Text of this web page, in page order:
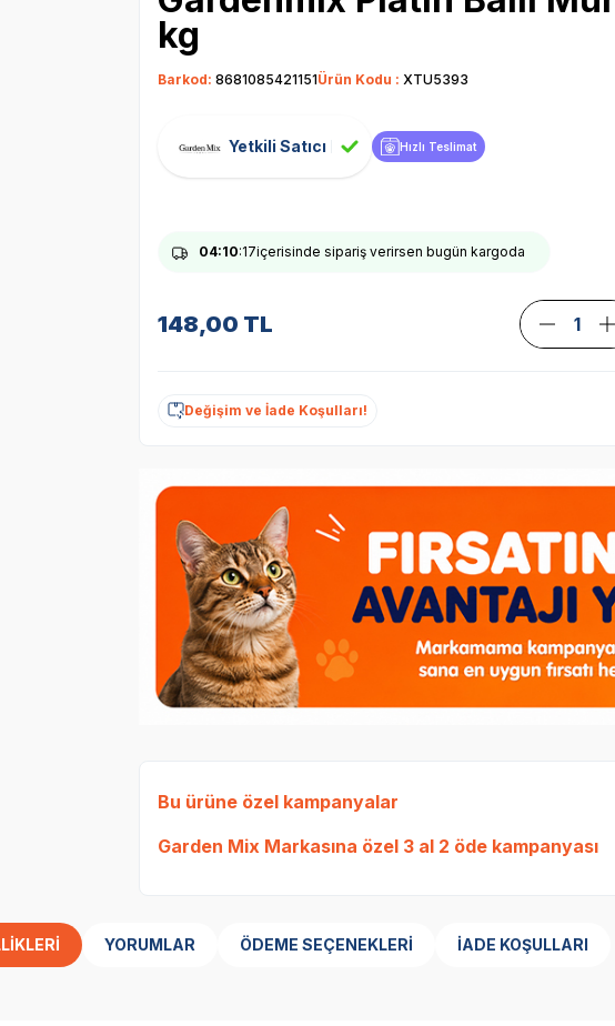
kg
Barkod: 8681085421151Ürün Kodu : XTU5393
Yetkili Satıcı Hızlı Teslimat
04:10:16içerisinde sipariş verirsen bugün kargoda
148,00 TL
Değişim ve İade Koşulları!
Bu ürüne özel kampanyalar
Garden Mix Markasına özel 3 al 2 öde kampanyası
YORUMLAR ÖDEME SEÇENEKLERI İADE KOŞULLARI